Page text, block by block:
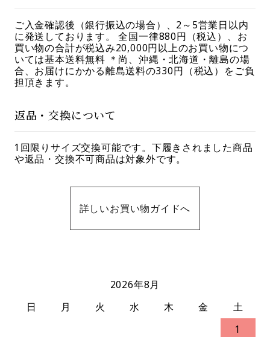
ご入金確認後（銀行振込の場合）、2～5営業日以内
に発送しております。 全国一律880円（税込）、お
買い物の合計が税込み20,000円以上のお買い物につ
いては基本送料無料 ＊尚、沖縄・北海道・離島の場
合、お届けにかかる離島送料の330円（税込）をご負
担頂きます。
返品・交換について
1回限りサイズ交換可能です。下履きされました商品
や返品・交換不可商品は対象外です。
詳しいお買い物ガイドへ
2026年8月
日
月 火 水 木 金
土
1